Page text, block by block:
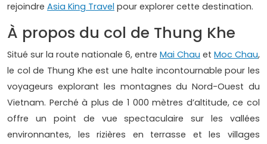
rejoindre Asia King Travel pour explorer cette destination.
À propos du col de Thung Khe
Situé sur la route nationale 6, entre Mai Chau et Moc Chau,
le col de Thung Khe est une halte incontournable pour les
voyageurs explorant les montagnes du Nord-Ouest du
Vietnam. Perché à plus de 1 000 mètres d’altitude, ce col
offre un point de vue spectaculaire sur les vallées
environnantes, les rizières en terrasse et les villages